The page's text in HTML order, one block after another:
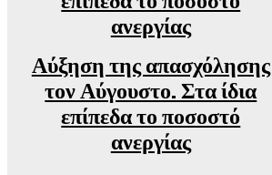
Αύξηση της απασχόλησης
τον Αύγουστο. Στα ίδια
επίπεδα το ποσοστό
ανεργίας